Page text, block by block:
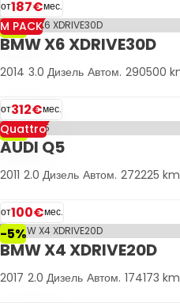
от187€мес.
-4%
M PACK
BMW X6 XDRIVE30D
2014 3.0 Дизель Автом. 290500
от312€мес.
-11%
Quattro
AUDI Q5
2011 2.0 Дизель Автом. 272225 km
от100€мес.
-5%
BMW X4 XDRIVE20D
2017 2.0 Дизель Автом. 174173 km